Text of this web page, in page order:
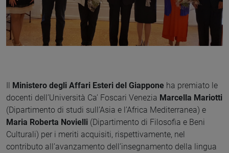
Il Ministero degli Affari Esteri del Giappone ha premiato le
docenti dell’Università Ca’ Foscari Venezia Marcella Mariotti
(Dipartimento di studi sull’Asia e l’Africa Mediterranea) e
Maria Roberta Novielli (Dipartimento di Filosofia e Beni
Culturali) per i meriti acquisiti, rispettivamente, nel
contributo all’avanzamento dell’insegnamento della lingua